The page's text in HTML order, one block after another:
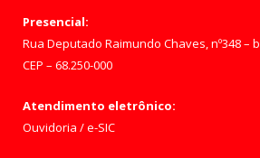
Presencial:
Rua Deputado Raimundo Chaves, nº348 –
CEP – 68.250-000
Atendimento eletrônico:
Ouvidoria /e-SIC